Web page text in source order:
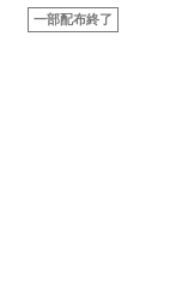
一部配布終了